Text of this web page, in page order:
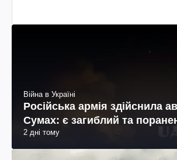
Війна в Україні
Російська армія здійснила
Сумах: є загиблий та
2 дні тому